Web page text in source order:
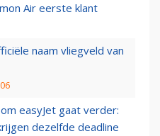
Air eerste klant
naam vliegveld van
easyJet gaat verder:
dezelfde deadline